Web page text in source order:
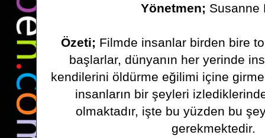
Yönetmen; Susanne
Özeti; Filmde insanlar birden bire
başlarlar, dünyanın her yerinde
kendilerini öldürme eğilimi içine
insanların bir şeyleri
olmaktadır, işte bu yüzden bu
gerekmektedir.